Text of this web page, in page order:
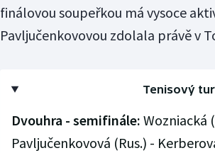
finálovou soupeřkou má vysoce
Pavljučenkovovou zdolala právě v
Tenisový
Dvouhra - semifinále: Wozniacká
Pavljučenkovová (Rus.) -